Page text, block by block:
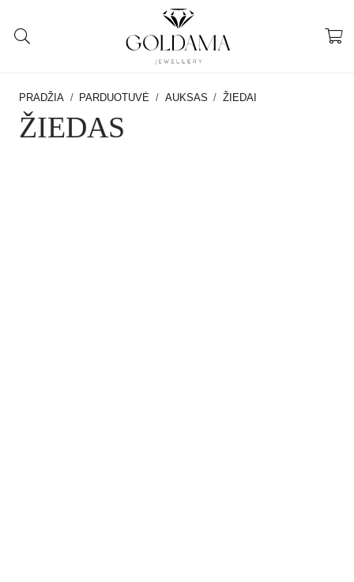
PRADŽIA / PARDUOTUVĖ / AUKSAS / ŽIEDAI
ŽIEDAS